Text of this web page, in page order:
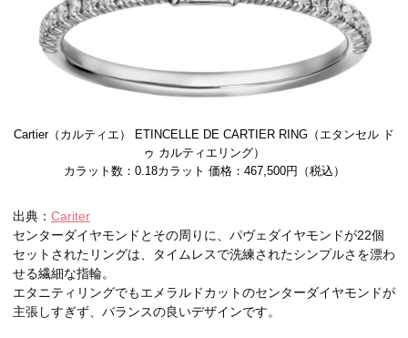
Cartier（カルティエ） ETINCELLE DE CARTIER RING（エタンセル ド
ゥ カルティエリング）
カラット数：0.18カラット 価格：467,500円（税込）
出典： Cariter
センターダイヤモンドとその周りに、パヴェダイヤモンドが22個
セットされたリングは、タイムレスで洗練されたシンプルさを漂わ
せる繊細な指輪。
エタニティリングでもエメラルドカットのセンターダイヤモンドが
主張しすぎず、バランスの良いデザインです。